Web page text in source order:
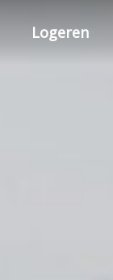
Logeren